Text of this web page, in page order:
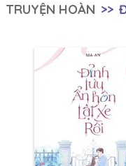
TRUYỆN HOÀN >>